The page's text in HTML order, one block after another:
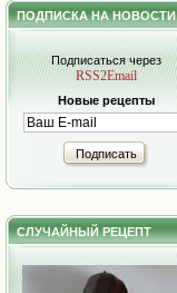
ПОДПИСКА НА НОВОСТИ
Подписаться через
RSS2Email
Новые рецепты
Подписать
СЛУЧАЙНЫЙ РЕЦЕПТ